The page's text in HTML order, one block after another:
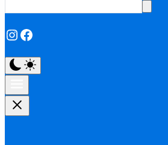
Instagram
Facebook